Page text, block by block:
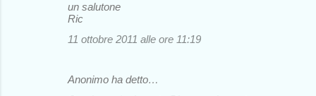
un salutone
Ric
11 ottobre 2011 alle ore 11:19
Anonimo ha detto…